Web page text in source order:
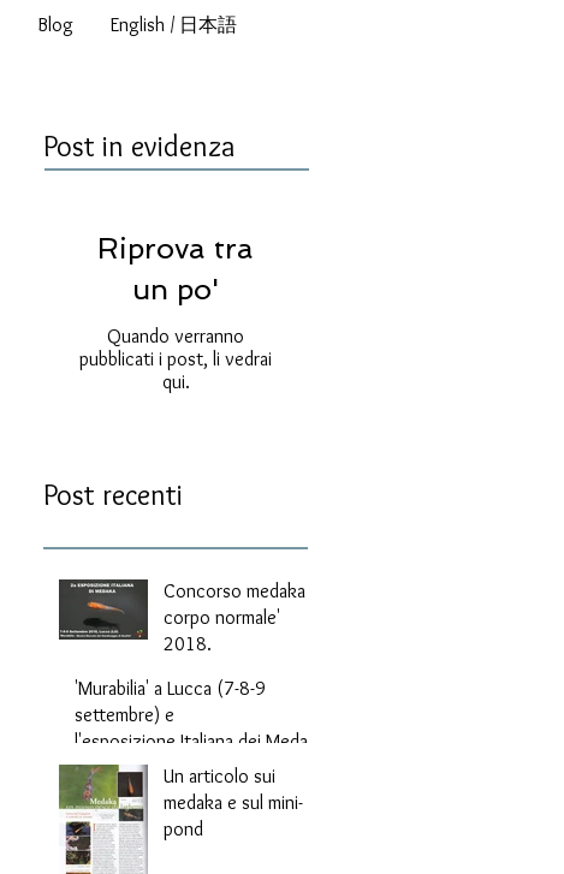
Blog English / 日本語
Post in evidenza
Riprova tra
un po'
Quando verranno
pubblicati i post, li vedrai
qui.
Post recenti
Concorso medaka 'a
corpo normale'
2018.
'Murabilia' a Lucca (7-8-9
settembre) e
l'esposizione Italiana dei Medak
a.
Un articolo sui
medaka e sul mini-
pond